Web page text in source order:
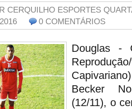
CERQUILHO ESPORTES
0 COMENTÁRIOS
Douglas -
Becker
(12/11), o